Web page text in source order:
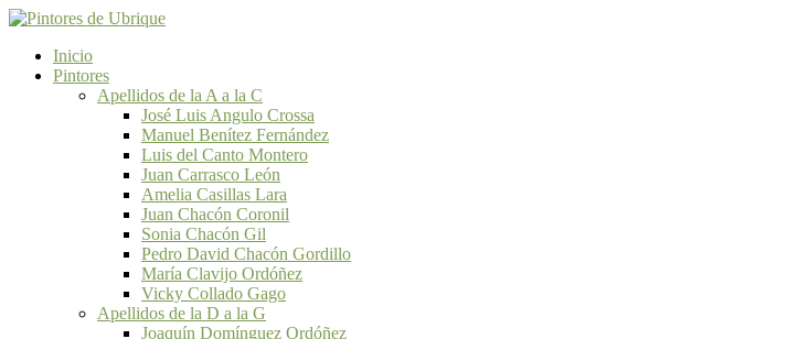
Inicio
Pintores
Apellidos de la A a la C
José Luis Angulo Crossa
Manuel Benítez Fernández
Luis del Canto Montero
Juan Carrasco León
Amelia Casillas Lara
Juan Chacón Coronil
Sonia Chacón Gil
Pedro David Chacón Gordillo
María Clavijo Ordóñez
Vicky Collado Gago
Apellidos de la D a la G
Joaquín Domínguez Ordóñez